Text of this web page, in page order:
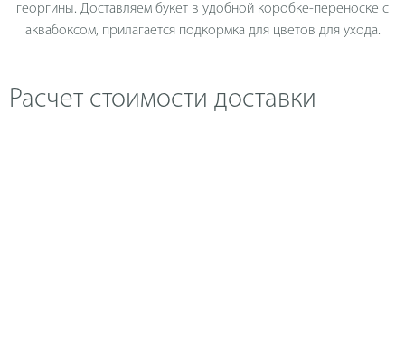
георгины. Доставляем букет в удобной коробке-переноске с
аквабоксом, прилагается подкормка для цветов для ухода.
Расчет стоимости доставки